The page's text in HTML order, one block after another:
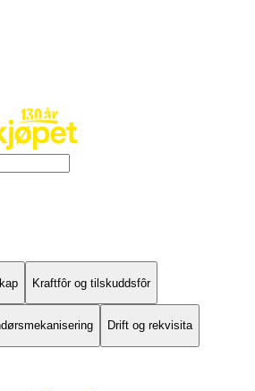
Kraftfôr og tilskuddsfôr
Drift og rekvisita